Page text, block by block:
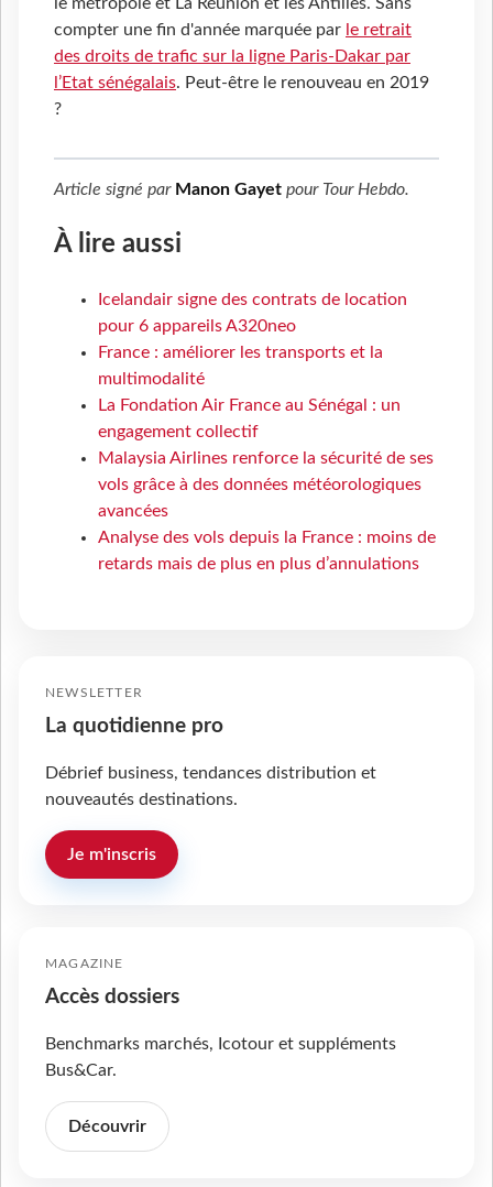
compter une fin d'année marquée par le retrait
des droits de trafic sur la ligne Paris-Dakar par
l’Etat sénégalais. Peut-être le renouveau en 2019
?
Article signé par Manon Gayet pour Tour Hebdo.
À lire aussi
Icelandair signe des contrats de location
pour 6 appareils A320neo
France : améliorer les transports et la
multimodalité
La Fondation Air France au Sénégal : un
engagement collectif
Malaysia Airlines renforce la sécurité de ses
vols grâce à des données météorologiques
avancées
Analyse des vols depuis la France : moins de
retards mais de plus en plus d’annulations
NEWSLETTER
La quotidienne pro
Débrief business, tendances distribution et
nouveautés destinations.
Je m'inscris
MAGAZINE
Accès dossiers
Benchmarks marchés, Icotour et suppléments
Bus&Car.
Découvrir